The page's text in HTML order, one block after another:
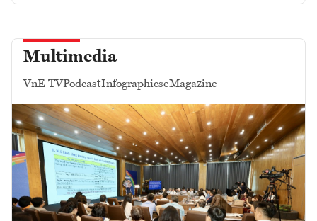
Multimedia
VnE TVPodcastInfographicseMagazine